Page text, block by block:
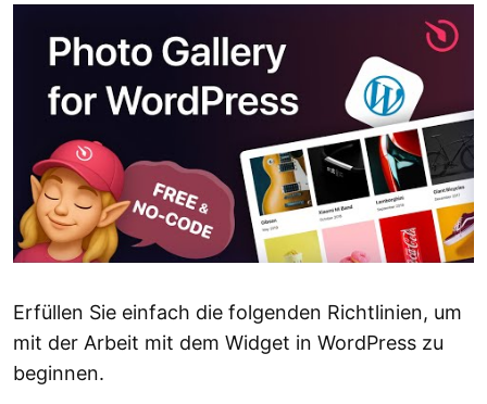
Erfüllen Sie einfach die folgenden Richtlinien, um
mit der Arbeit mit dem Widget in WordPress zu
beginnen.